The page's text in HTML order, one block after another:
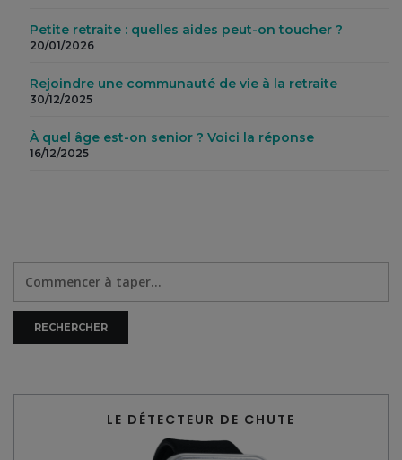
Petite retraite : quelles aides peut-on toucher ?
20/01/2026
Rejoindre une communauté de vie à la retraite
30/12/2025
À quel âge est-on senior ? Voici la réponse
16/12/2025
LE DÉTECTEUR DE CHUTE